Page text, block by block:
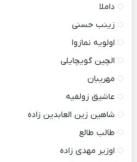
داملا
زینب حسنی
اولویه نمازوا
الچین گویچایلی
مهریبان
عاشیق زولفیه
شاهین زین العابدین زاده
طالب طالع
اوزیر مهدی زاده